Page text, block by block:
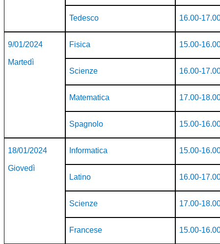
Tedesco 16.00-
9/01/2024
Martedì
Fisica 15.00-
Scienze 16.00-
Matematica 17.00-
Spagnolo 15.00-
18/01/2024
Giovedì
Informatica 15.00-
Latino 16.00-
Scienze 17.00-
Francese 15.00-